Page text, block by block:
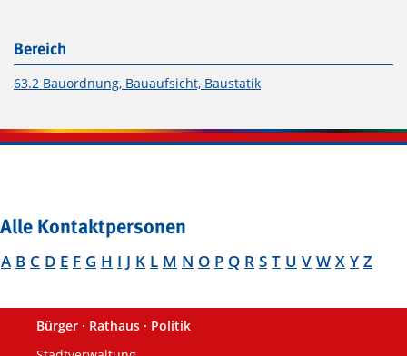
Bereich
63.2 Bauordnung, Bauaufsicht, Baustatik
Alle Kontaktpersonen
A B C D E F G H I J K L M N O P Q R S T U V W X Y Z
Fußzeile
Bürger · Rathaus · Politik